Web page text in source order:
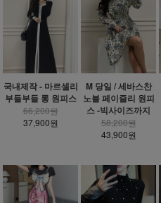
국내제작 - 마르셀리
부들부들 롱 원피스
66,200원
37,900원
M 당일 / 세바스찬
노블 페이즐리 원피
스 -빅사이즈까지
58,200원
43,900원